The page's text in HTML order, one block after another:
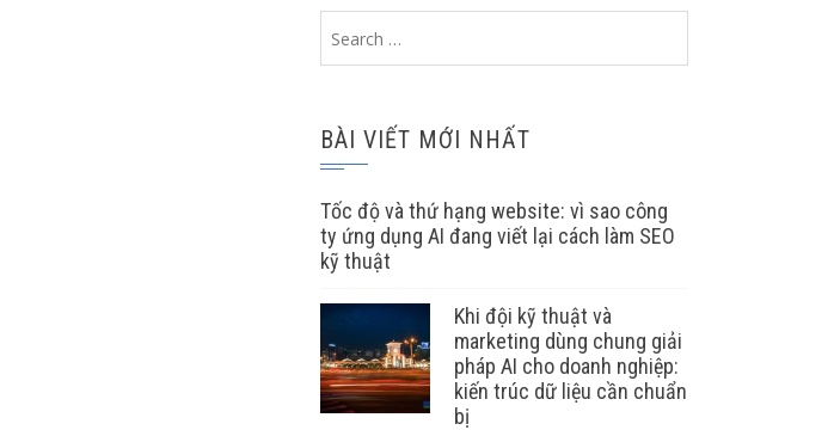
BÀI VIẾT MỚI NHẤT
Tốc độ và thứ hạng website: vì sao công
ty ứng dụng AI đang viết lại cách làm SEO
kỹ thuật
Khi đội kỹ thuật và
marketing dùng chung giải
pháp AI cho doanh nghiệp:
kiến trúc dữ liệu cần chuẩn
bị